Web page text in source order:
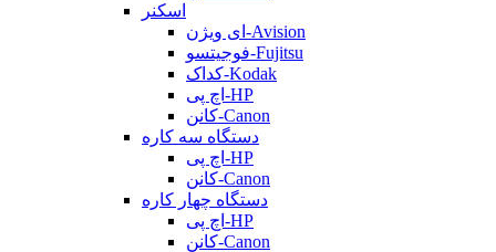
اسکنر
ای ویژن-Avision
فوجیتسو-Fujitsu
کداک-Kodak
اچ پی-HP
کانن-Canon
دستگاه سه کاره
اچ پی-HP
کانن-Canon
دستگاه چهار کاره
اچ پی-HP
کانن-Canon